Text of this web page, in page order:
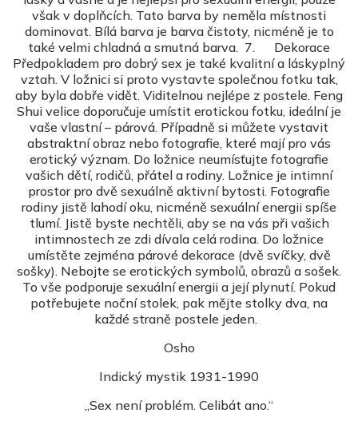
však v doplňcích. Tato barva by neměla místnosti
dominovat. Bílá barva je barva čistoty, nicméně je to
také velmi chladná a smutná barva. 7. Dekorace
Předpokladem pro dobrý sex je také kvalitní a láskyplný
vztah. V ložnici si proto vystavte společnou fotku tak,
aby byla dobře vidět. Viditelnou nejlépe z postele. Feng
Shui velice doporučuje umístit erotickou fotku, ideální je
vaše vlastní – párová. Případně si můžete vystavit
abstraktní obraz nebo fotografie, které mají pro vás
erotický význam. Do ložnice neumísťujte fotografie
vašich dětí, rodičů, přátel a rodiny. Ložnice je intimní
prostor pro dvě sexuálně aktivní bytosti. Fotografie
rodiny jistě lahodí oku, nicméně sexuální energii spíše
tlumí. Jistě byste nechtěli, aby se na vás při vašich
intimnostech ze zdi dívala celá rodina. Do ložnice
umístěte zejména párové dekorace (dvě svíčky, dvě
sošky). Nebojte se erotických symbolů, obrazů a sošek.
To vše podporuje sexuální energii a její plynutí. Pokud
potřebujete noční stolek, pak mějte stolky dva, na
každé straně postele jeden.
Osho
Indický mystik 1931-1990
„Sex není problém. Celibát ano.“